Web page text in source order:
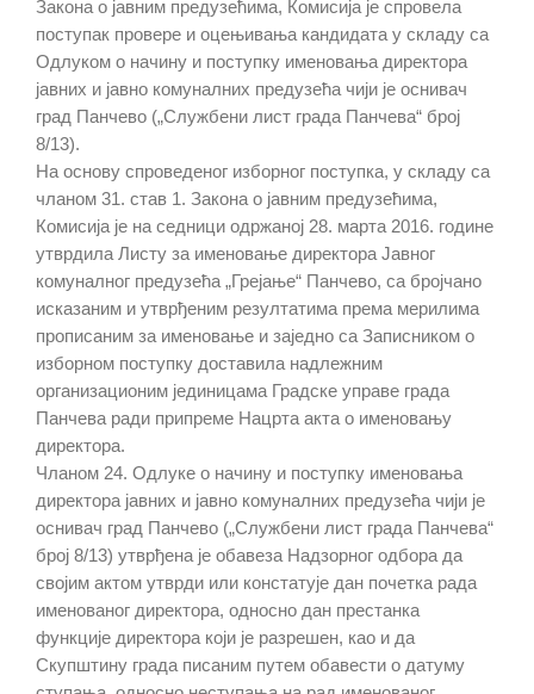
Закона о јавним предузећима, Комисија је спровела
поступак провере и оцењивања кандидата у складу са
Одлуком о начину и поступку именовања директора
јавних и јавно комуналних предузећа чији је оснивач
град Панчево („Службени лист града Панчева“ број
8/13).
На основу спроведеног изборног поступка, у складу са
чланом 31. став 1. Закона о јавним предузећима,
Комисија је на седници одржаној 28. марта 2016. године
утврдила Листу за именовање директора Јавног
комуналног предузећа „Грејање“ Панчево, са бројчано
исказаним и утврђеним резултатима према мерилима
прописаним за именовање и заједно са Записником о
изборном поступку доставила надлежним
организационим јединицама Градске управе града
Панчева ради припреме Нацртa акта о именовању
директора.
Чланом 24. Одлуке о начину и поступку именовања
директора јавних и јавно комуналних предузећа чији је
оснивач град Панчево („Службени лист града Панчева“
број 8/13) утврђена је обавеза Надзорног одбора да
својим актом утврди или констатује дан почетка рада
именованог директора, односно дан престанка
функције директора који је разрешен, као и да
Скупштину града писаним путем обавести о датуму